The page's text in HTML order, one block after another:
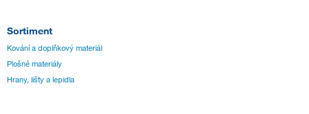
Sortiment
Kování a doplňkový materiál
Plošné materiály
Hrany, lišty a lepidla